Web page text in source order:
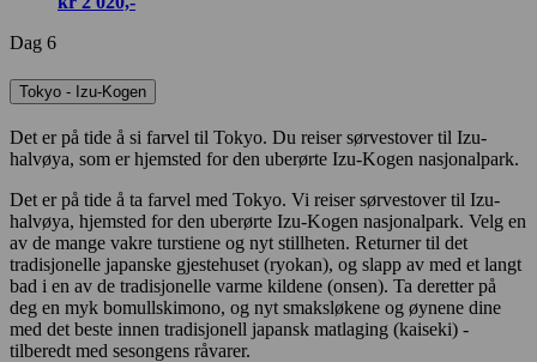
Dag 6
Tokyo - Izu-Kogen
Det er på tide å si farvel til Tokyo. Du reiser sørvestover til Izu-
halvøya, som er hjemsted for den uberørte Izu-Kogen nasjonalpark.
Det er på tide å ta farvel med Tokyo. Vi reiser sørvestover til Izu-
halvøya, hjemsted for den uberørte Izu-Kogen nasjonalpark. Velg en
av de mange vakre turstiene og nyt stillheten. Returner til det
tradisjonelle japanske gjestehuset (ryokan), og slapp av med et langt
bad i en av de tradisjonelle varme kildene (onsen). Ta deretter på
deg en myk bomullskimono, og nyt smaksløkene og øynene dine
med det beste innen tradisjonell japansk matlaging (kaiseki) -
tilberedt med sesongens råvarer.